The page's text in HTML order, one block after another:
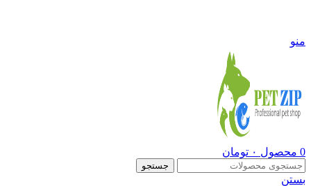
منو
0 محصول ۰ تومان
جستجو
بستن